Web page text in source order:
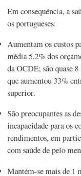
Em consequência, a
os portugueses:
Aumentam os custos
média 5,2% dos
da OCDE; são quase
que aumentou 33%
superior.
São preocupantes as
incapacidade para os
rendimentos, em
com saúde de pelo
Mantém-se mais de 1